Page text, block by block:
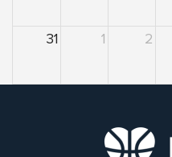
31 1 2